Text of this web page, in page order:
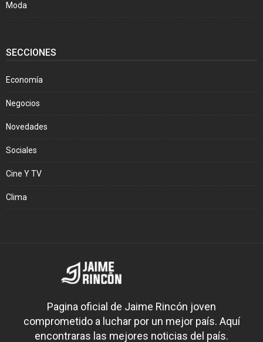
Moda
SECCIONES
Economía
Negocios
Novedades
Sociales
Cine Y TV
Clima
Pagina oficial de Jaime Rincón joven
comprometido a luchar por un mejor país. Aquí
encontraras las mejores noticias del país.